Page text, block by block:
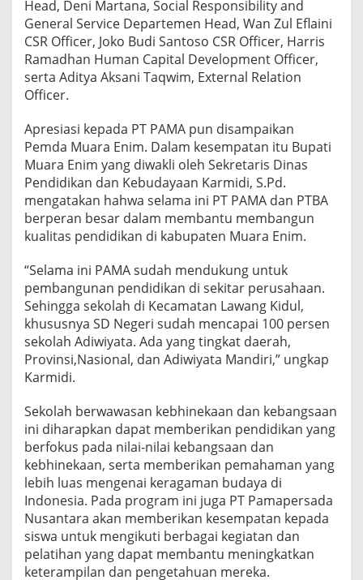
Head, Deni Martana, Social Responsibility and
General Service Departemen Head, Wan Zul Eflaini
CSR Officer, Joko Budi Santoso CSR Officer, Harris
Ramadhan Human Capital Development Officer,
serta Aditya Aksani Taqwim, External Relation
Officer.
Apresiasi kepada PT PAMA pun disampaikan
Pemda Muara Enim. Dalam kesempatan itu Bupati
Muara Enim yang diwakli oleh Sekretaris Dinas
Pendidikan dan Kebudayaan Karmidi, S.Pd.
mengatakan hahwa selama ini PT PAMA dan PTBA
berperan besar dalam membantu membangun
kualitas pendidikan di kabupaten Muara Enim.
“Selama ini PAMA sudah mendukung untuk
pembangunan pendidikan di sekitar perusahaan.
Sehingga sekolah di Kecamatan Lawang Kidul,
khususnya SD Negeri sudah mencapai 100 persen
sekolah Adiwiyata. Ada yang tingkat daerah,
Provinsi,Nasional, dan Adiwiyata Mandiri,” ungkap
Karmidi.
Sekolah berwawasan kebhinekaan dan kebangsaan
ini diharapkan dapat memberikan pendidikan yang
berfokus pada nilai-nilai kebangsaan dan
kebhinekaan, serta memberikan pemahaman yang
lebih luas mengenai keragaman budaya di
Indonesia. Pada program ini juga PT Pamapersada
Nusantara akan memberikan kesempatan kepada
siswa untuk mengikuti berbagai kegiatan dan
pelatihan yang dapat membantu meningkatkan
keterampilan dan pengetahuan mereka.